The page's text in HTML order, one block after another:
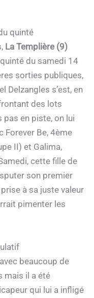
quinté
La Templière (9)
du samedi 14
sorties publiques,
Delzangles s’est, en
des lots
pas en piste, on lui
Forever Be, 4ème
II) et Galima,
cette fille de
son premier
à sa juste valeur
pimenter les
beaucoup de
mais il a été
qui lui a infligé